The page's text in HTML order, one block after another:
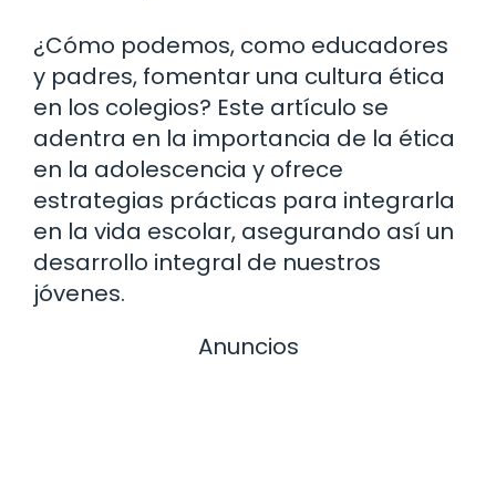
¿Cómo podemos, como educadores
y padres, fomentar una cultura ética
en los colegios? Este artículo se
adentra en la importancia de la ética
en la adolescencia y ofrece
estrategias prácticas para integrarla
en la vida escolar, asegurando así un
desarrollo integral de nuestros
jóvenes.
Anuncios